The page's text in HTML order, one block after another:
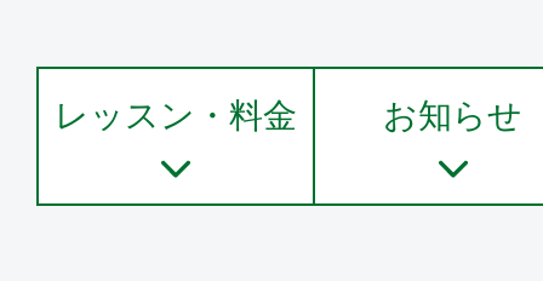
レッスン・料金 お知らせ